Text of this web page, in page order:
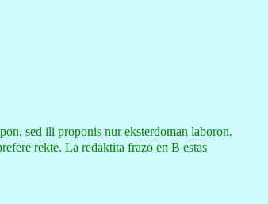
sed ili proponis nur eksterdoman laboron.
rekte. La redaktita frazo en B estas